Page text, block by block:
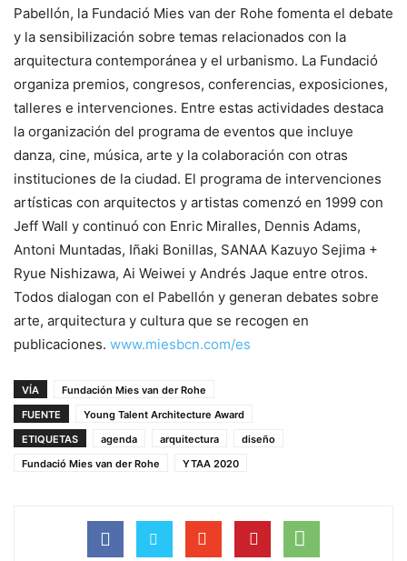
Pabellón, la Fundació Mies van der Rohe fomenta el debate
y la sensibilización sobre temas relacionados con la
arquitectura contemporánea y el urbanismo. La Fundació
organiza premios, congresos, conferencias, exposiciones,
talleres e intervenciones. Entre estas actividades destaca
la organización del programa de eventos que incluye
danza, cine, música, arte y la colaboración con otras
instituciones de la ciudad. El programa de intervenciones
artísticas con arquitectos y artistas comenzó en 1999 con
Jeff Wall y continuó con Enric Miralles, Dennis Adams,
Antoni Muntadas, Iñaki Bonillas, SANAA Kazuyo Sejima +
Ryue Nishizawa, Ai Weiwei y Andrés Jaque entre otros.
Todos dialogan con el Pabellón y generan debates sobre
arte, arquitectura y cultura que se recogen en
publicaciones. www.miesbcn.com/es
VÍA
Fundación Mies van der Rohe
FUENTE
Young Talent Architecture Award
ETIQUETAS
agenda arquitectura
diseño
Fundació Mies van der Rohe
YTAA 2020